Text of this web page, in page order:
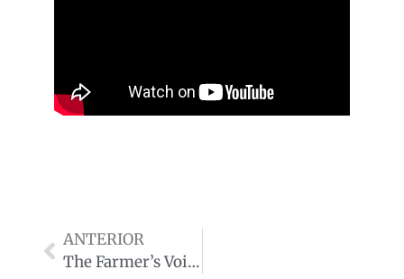
ANTERIOR
The Farmer’s Voice